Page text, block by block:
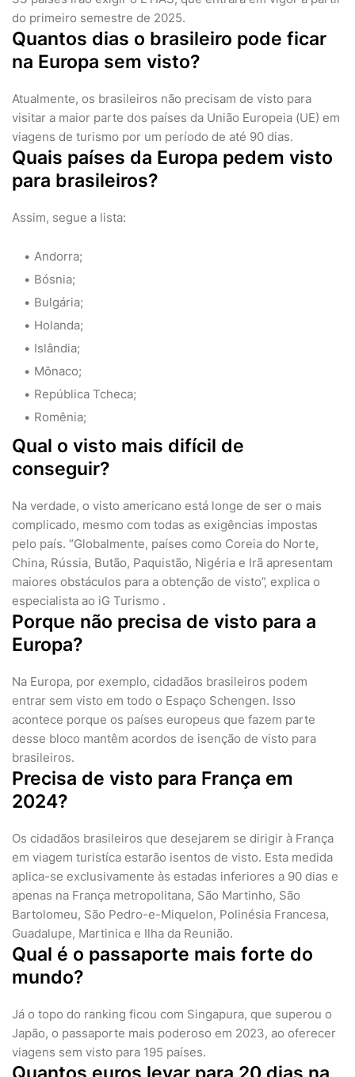
do primeiro semestre de 2025.
Quantos dias o brasileiro pode ficar
na Europa sem visto?
Atualmente, os brasileiros não precisam de visto para
visitar a maior parte dos países da União Europeia (UE) em
viagens de turismo por um período de até 90 dias.
Quais países da Europa pedem visto
para brasileiros?
Assim, segue a lista:
Andorra;
Bósnia;
Bulgária;
Holanda;
Islândia;
Mônaco;
República Tcheca;
Romênia;
Qual o visto mais difícil de
conseguir?
Na verdade, o visto americano está longe de ser o mais
complicado, mesmo com todas as exigências impostas
pelo país. “Globalmente, países como Coreia do Norte,
China, Rússia, Butão, Paquistão, Nigéria e Irã apresentam
maiores obstáculos para a obtenção de visto”, explica o
especialista ao iG Turismo .
Porque não precisa de visto para a
Europa?
Na Europa, por exemplo, cidadãos brasileiros podem
entrar sem visto em todo o Espaço Schengen. Isso
acontece porque os países europeus que fazem parte
desse bloco mantêm acordos de isenção de visto para
brasileiros.
Precisa de visto para França em
2024?
Os cidadãos brasileiros que desejarem se dirigir à França
em viagem turistíca estarão isentos de visto. Esta medida
aplica-se exclusivamente às estadas inferiores a 90 dias e
apenas na França metropolitana, São Martinho, São
Bartolomeu, São Pedro-e-Miquelon, Polinésia Francesa,
Guadalupe, Martinica e Ilha da Reunião.
Qual é o passaporte mais forte do
mundo?
Já o topo do ranking ficou com Singapura, que superou o
Japão, o passaporte mais poderoso em 2023, ao oferecer
viagens sem visto para 195 países.